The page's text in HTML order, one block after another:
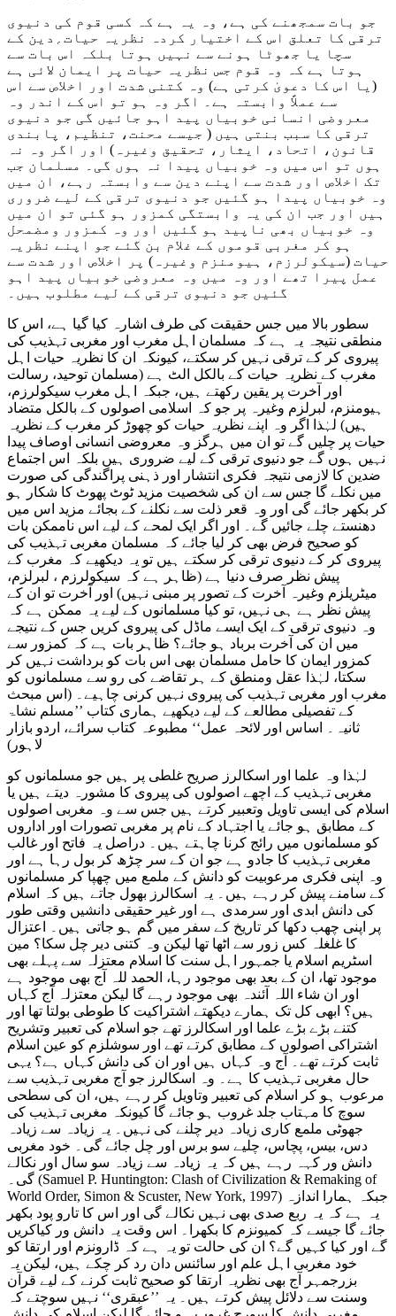
جو بات سمجھنے کی ہے، وہ یہ ہے کہ کسی قوم کی دنیوی
ترقی کا تعلق اس کے اختیار کردہ نظریہ حیات؍دین کے
سچا یا جھوٹا ہونے سے نہیں ہوتا بلکہ اس بات سے
ہوتا ہے کہ وہ قوم جس نظریہ حیات پر ایمان لائی ہے
(یا اس کا دعویٰ کرتی ہے) وہ کتنی شدت اور اخلاص سے اس
سے عملاً وابستہ ہے۔ اگر وہ ہو تو اس کے اندر وہ
معروضی انسانی خوبیاں پید اہو جائیں گی جو دنیوی
ترقی کا سبب بنتی ہیں ( جیسے محنت، تنظیم، پابندی
قانون، اتحاد، ایثار، تحقیق وغیرہ) اور اگر وہ نہ
ہوں تو اس میں وہ خوبیاں پیدا نہ ہوں گی۔ مسلمان جب
تک اخلاص اور شدت سے اپنے دین سے وابستہ رہے، ان میں
وہ خوبیاں پیدا ہو گئیں جو دنیوی ترقی کے لیے ضروری
ہیں اور جب ان کی یہ وابستگی کمزور ہو گئی تو ان میں
وہ خوبیاں بھی ناپید ہو گئیں اور وہ کمزور ومضمحل
ہو کر مغربی قوموں کے غلام بن گئے جو اپنے نظریہ
حیات (سیکولرزم، ہیومنزم وغیرہ) پر اخلاص اور شدت سے
عمل پیرا تھے اور وہ میں وہ معروضی خوبیاں پید اہو
گئیں جو دنیوی ترقی کے لیے مطلوب ہیں۔
سطور بالا میں جس حقیقت کی طرف اشارہ کیا گیا ہے، اس کا
منطقی نتیجہ یہ ہے کہ مسلمان اہل مغرب اور مغربی تہذیب کی
پیروی کر کے ترقی نہیں کر سکتے، کیونکہ ان کا نظریہ حیات اہل
مغرب کے نظریہ حیات کے بالکل الٹ ہے (مسلمان توحید، رسالت
اور آخرت پر یقین رکھتے ہیں، جبکہ اہل مغرب سیکولرزم،
ہیومنزم، لبرلزم وغیرہ پر جو کہ اسلامی اصولوں کے بالکل متضاد
ہیں) لہٰذا اگر وہ اپنے نظریہ حیات کو چھوڑ کر مغرب کے نظریہ
حیات پر چلیں گے تو ان میں ہرگز وہ معروضی انسانی اوصاف پیدا
نہیں ہوں گے جو دنیوی ترقی کے لیے ضروری ہیں بلکہ اس اجتماع
ضدین کا لازمی نتیجہ فکری انتشار اور ذہنی پراگندگی کی صورت
میں نکلے گا جس سے ان کی شخصیت مزید ٹوٹ پھوٹ کا شکار ہو
کر بکھر جائے گی اور وہ قعر ذلت سے نکلنے کے بجائے مزید اس میں
دھنستے چلے جائیں گے۔ اور اگر ایک لمحے کے لیے اس ناممکن بات
کو صحیح فرض بھی کر لیا جائے کہ مسلمان مغربی تہذیب کی
پیروی کر کے دنیوی ترقی کر سکتے ہیں تو یہ دیکھیے کہ مغرب کے
پیش نظر صرف دنیا ہے (ظاہر ہے کہ سیکولرزم ، لبرلزم،
میٹریلزم وغیرہ آخرت کے تصور پر مبنی نہیں) اور آخرت تو ان کے
پیش نظر ہے ہی نہیں، تو کیا مسلمانوں کے لیے یہ ممکن ہے کہ
وہ دنیوی ترقی کے ایک ایسے ماڈل کی پیروی کریں جس کے نتیجے
میں ان کی آخرت برباد ہو جائے؟ ظاہر بات ہے کہ کمزور سے
کمزور ایمان کا حامل مسلمان بھی اس بات کو برداشت نہیں کر
سکتا، لہٰذا عقل ومنطق کے ہر تقاضے کی رو سے مسلمانوں کو
مغرب اور مغربی تہذیب کی پیروی نہیں کرنی چاہیے۔ (اس مبحث
کے تفصیلی مطالعے کے لیے دیکھیے ہماری کتاب ’’مسلم نشاۃ
ثانیہ۔ اساس اور لائحہ عمل‘‘ مطبوعہ کتاب سرائے، اردو بازار
لاہور)
لہٰذا وہ علما اور اسکالرز صریح غلطی پر ہیں جو مسلمانوں کو
مغربی تہذیب کے اچھے اصولوں کی پیروی کا مشورہ دیتے ہیں یا
اسلام کی ایسی تاویل وتعبیر کرتے ہیں جس سے وہ مغربی اصولوں
کے مطابق ہو جائے یا اجتہاد کے نام پر مغربی تصورات اور اداروں
کو مسلمانوں میں رائج کرنا چاہتے ہیں۔ دراصل یہ فاتح اور غالب
مغربی تہذیب کا جادو ہے جو ان کے سر چڑھ کر بول رہا ہے اور
وہ اپنی فکری مرعوبیت کو دانش کے ملمع میں چھپا کر مسلمانوں
کے سامنے پیش کر رہے ہیں۔ یہ اسکالرز بھول جاتے ہیں کہ اسلام
کی دانش ابدی اور سرمدی ہے اور غیر حقیقی دانشیں وقتی طور
پر اپنی چھب دکھا کر تاریخ کے سفر میں گم ہو جاتی ہیں۔ اعتزال
کا غلغلہ کس زور سے اٹھا تھا لیکن وہ کتنی دیر چل سکا؟ مین
اسٹریم اسلام یا جمہور اہل سنت کا اسلام معتزلہ سے پہلے بھی
موجود تھا، ان کے بعد بھی موجود رہا، الحمد للہ آج بھی موجود ہے
اور ان شاء اللہ آئندہ بھی موجود رہے گا لیکن معتزلہ آج کہاں
ہیں؟ ابھی کل تک ہمارے دیکھتے اشتراکیت کا طوطی بولتا تھا اور
کتنے بڑے بڑے علما اور اسکالرز تھے جو اسلام کی تعبیر وتشریح
اشتراکی اصولوں کے مطابق کرتے تھے اور سوشلزم کو عین اسلام
ثابت کرتے تھے۔ آج وہ کہاں ہیں اور ان کی دانش کہاں ہے؟ یہی
حال مغربی تہذیب کا ہے۔ وہ اسکالرز جو آج مغربی تہذیب سے
مرعوب ہو کر اسلام کی تعبیر وتاویل کر رہے ہیں، ان کی سطحی
سوچ کا مہتاب جلد غروب ہو جائے گا کیونکہ مغربی تہذیب کی
جھوٹی ملمع کاری زیادہ دیر چلنے کی نہیں۔ یہ زیادہ سے زیادہ
دس، بیس، پچاس، چلیے سو برس اور چل جائے گی۔ خود مغربی
دانش ور کہہ رہے ہیں کہ یہ زیادہ سے زیادہ سو سال اور نکالے
گی۔ (Samuel P. Huntington: Clash of Civilization & Remaking of
World Order, Simon & Scuster, New York, 1997) جبکہ ہمارا اندازہ
یہ ہے کہ یہ ربع صدی بھی نہیں نکالے گی اور اس کا تارو پود بکھر
جائے گا جیسے کہ کمیونزم کا بکھرا۔ اس وقت یہ دانش ور کیاکریں
گے اور کیا کہیں گے؟ ان کی حالت تو یہ ہے کہ ڈارونزم اور ارتقا کو
خود مغربی اہل علم اور سائنس دان رد کر چکے ہیں، لیکن یہ
بزرجمہر آج بھی نظریہ ارتقا کو صحیح ثابت کرنے کے لیے قرآن
وسنت سے دلائل پیش کرتے ہیں۔ یہ ’’عبقری‘‘ نہیں سوچتے کہ